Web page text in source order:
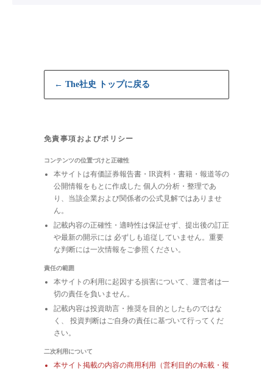
← The社史 トップに戻る
免責事項およびポリシー
コンテンツの位置づけと正確性
本サイトは有価証券報告書・IR資料・書籍・報道等の
公開情報をもとに作成した 個人の分析・整理であ
り、当該企業および関係者の公式見解ではありませ
ん。
記載内容の正確性・適時性は保証せず、提出後の訂正
や最新の開示には 必ずしも追従していません。重要
な判断には一次情報をご参照ください。
責任の範囲
本サイトの利用に起因する損害について、運営者は一
切の責任を負いません。
記載内容は投資助言・推奨を目的としたものではな
く、 投資判断はご自身の責任に基づいて行ってくだ
さい。
二次利用について
本サイト掲載の内容の商用利用（営利目的の転載・複